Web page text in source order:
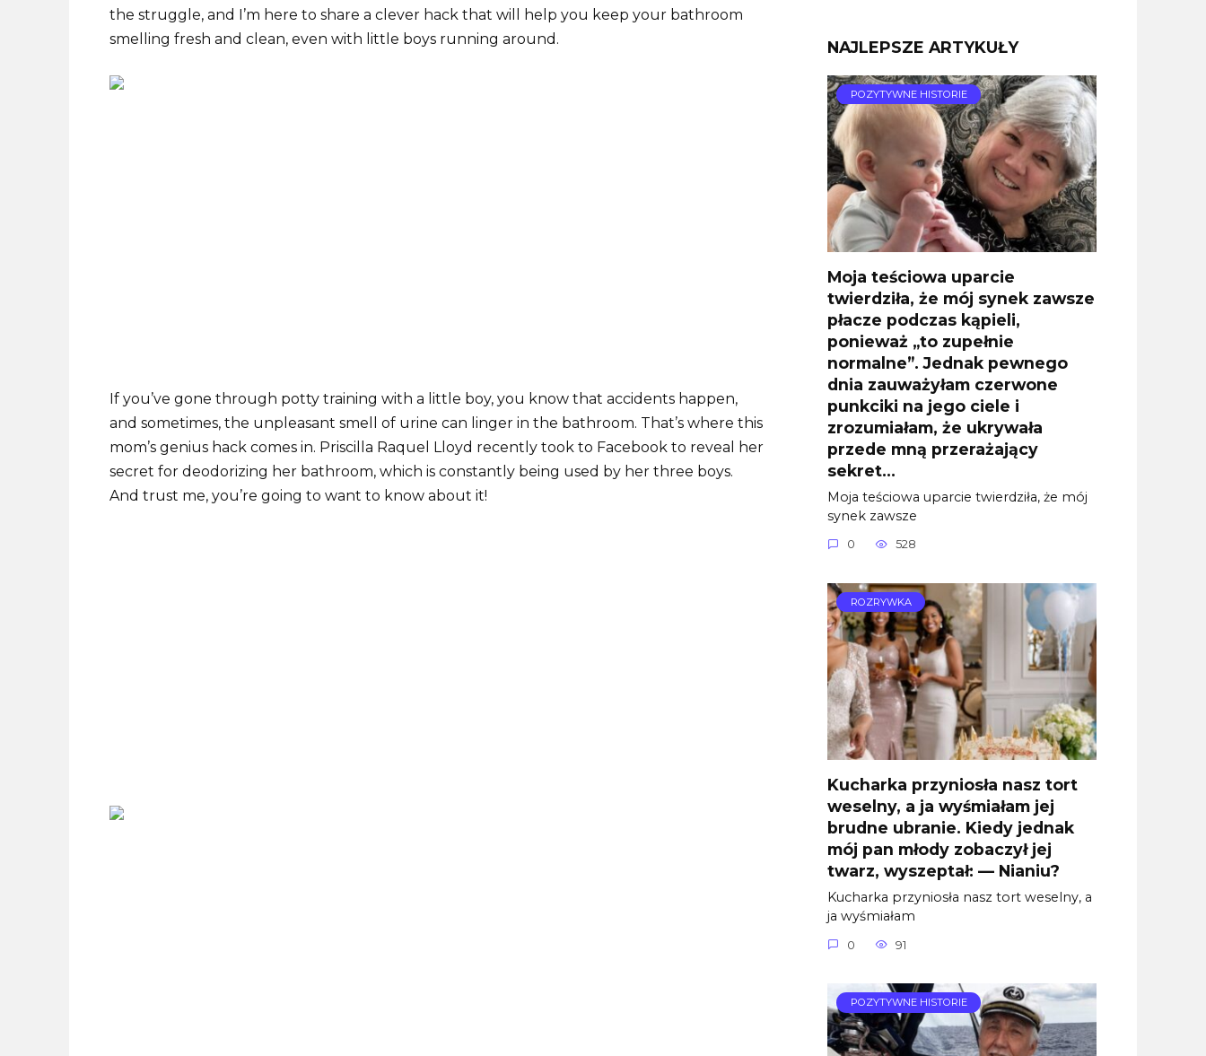
the struggle, and I’m here to share a clever hack that will help you keep your bathroom
smelling fresh and clean, even with little boys running around.
If you’ve gone through potty training with a little boy, you know that accidents happen,
and sometimes, the unpleasant smell of urine can linger in the bathroom. That’s where this
mom’s genius hack comes in. Priscilla Raquel Lloyd recently took to Facebook to reveal her
secret for deodorizing her bathroom, which is constantly being used by her three boys.
And trust me, you’re going to want to know about it!
NAJLEPSZE ARTYKUŁY
POZYTYWNE HISTORIE
Moja teściowa uparcie
twierdziła, że mój synek zawsze
płacze podczas kąpieli,
ponieważ „to zupełnie
normalne”. Jednak pewnego
dnia zauważyłam czerwone
punkciki na jego ciele i
zrozumiałam, że ukrywała
przede mną przerażający
sekret…
Moja teściowa uparcie twierdziła, że mój
synek zawsze
0 528
ROZRYWKA
Kucharka przyniosła nasz tort
weselny, a ja wyśmiałam jej
brudne ubranie. Kiedy jednak
mój pan młody zobaczył jej
twarz, wyszeptał: — Nianiu?
Kucharka przyniosła nasz tort weselny, a
ja wyśmiałam
0 91
POZYTYWNE HISTORIE